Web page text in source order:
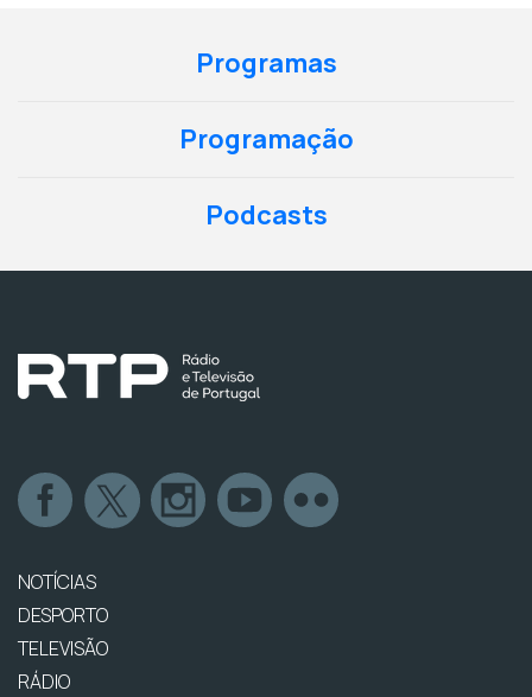
Programas
Programação
Podcasts
NOTÍCIAS
DESPORTO
TELEVISÃO
RÁDIO